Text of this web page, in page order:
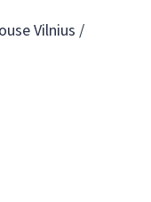
Vilnius /